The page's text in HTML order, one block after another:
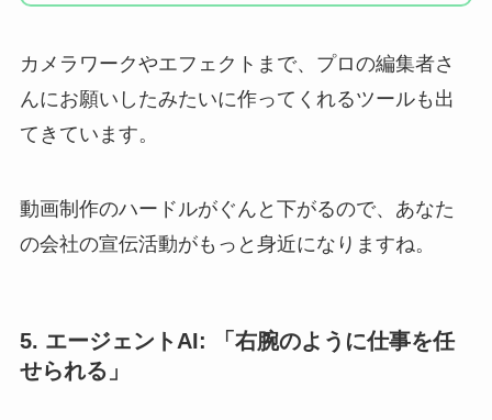
カメラワークやエフェクトまで、プロの編集者さ
んにお願いしたみたいに作ってくれるツールも出
てきています。
動画制作のハードルがぐんと下がるので、あなた
の会社の宣伝活動がもっと身近になりますね。
5. エージェントAI: 「右腕のように仕事を任
せられる」